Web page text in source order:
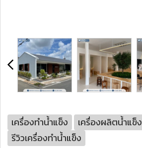
เครื่องทำน้ำแข็ง
เครื่องผลิตน้ำแข็ง
รีวิวเครื่องทำน้ำแข็ง